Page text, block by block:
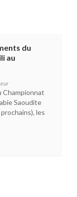
du
au
Championnat
Saoudite
les